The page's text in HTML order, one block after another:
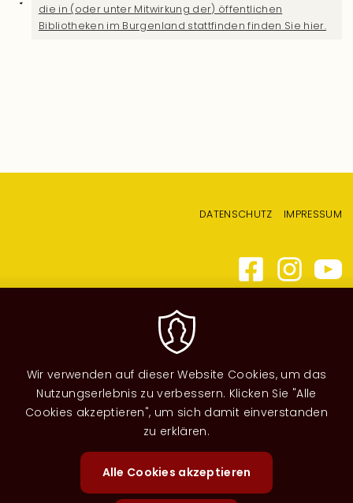
die in (oder unter Mitwirkung der) öffentlichen
Bibliotheken im Burgenland stattfinden finden Sie hier.
DATENSCHUTZ IMPRESSUM
Image
Wir verwenden auf dieser Website Cookies, um das
Nutzungserlebnis zu verbessern. Klicken Sie "Alle
Cookies akzeptieren", um sich damit einverstanden
zu erklären.
Alle Cookies akzeptieren